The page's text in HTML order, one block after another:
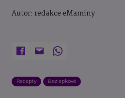
Autor: redakce eMaminy
Recepty Bezlepkové